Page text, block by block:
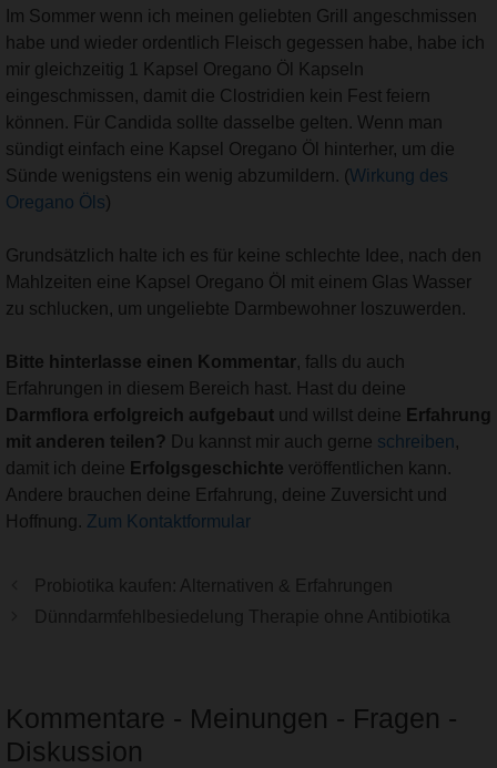
Im Sommer wenn ich meinen geliebten Grill angeschmissen
habe und wieder ordentlich Fleisch gegessen habe, habe ich
mir gleichzeitig 1 Kapsel Oregano Öl Kapseln
eingeschmissen, damit die Clostridien kein Fest feiern
können. Für Candida sollte dasselbe gelten. Wenn man
sündigt einfach eine Kapsel Oregano Öl hinterher, um die
Sünde wenigstens ein wenig abzumildern. (Wirkung des
Oregano Öls)
Grundsätzlich halte ich es für keine schlechte Idee, nach den
Mahlzeiten eine Kapsel Oregano Öl mit einem Glas Wasser
zu schlucken, um ungeliebte Darmbewohner loszuwerden.
Bitte hinterlasse einen Kommentar, falls du auch
Erfahrungen in diesem Bereich hast. Hast du deine
Darmflora erfolgreich aufgebaut und willst deine Erfahrung
mit anderen teilen? Du kannst mir auch gerne schreiben,
damit ich deine Erfolgsgeschichte veröffentlichen kann.
Andere brauchen deine Erfahrung, deine Zuversicht und
Hoffnung. Zum Kontaktformular
Probiotika kaufen: Alternativen & Erfahrungen
Dünndarmfehlbesiedelung Therapie ohne Antibiotika
Kommentare - Meinungen - Fragen -
Diskussion